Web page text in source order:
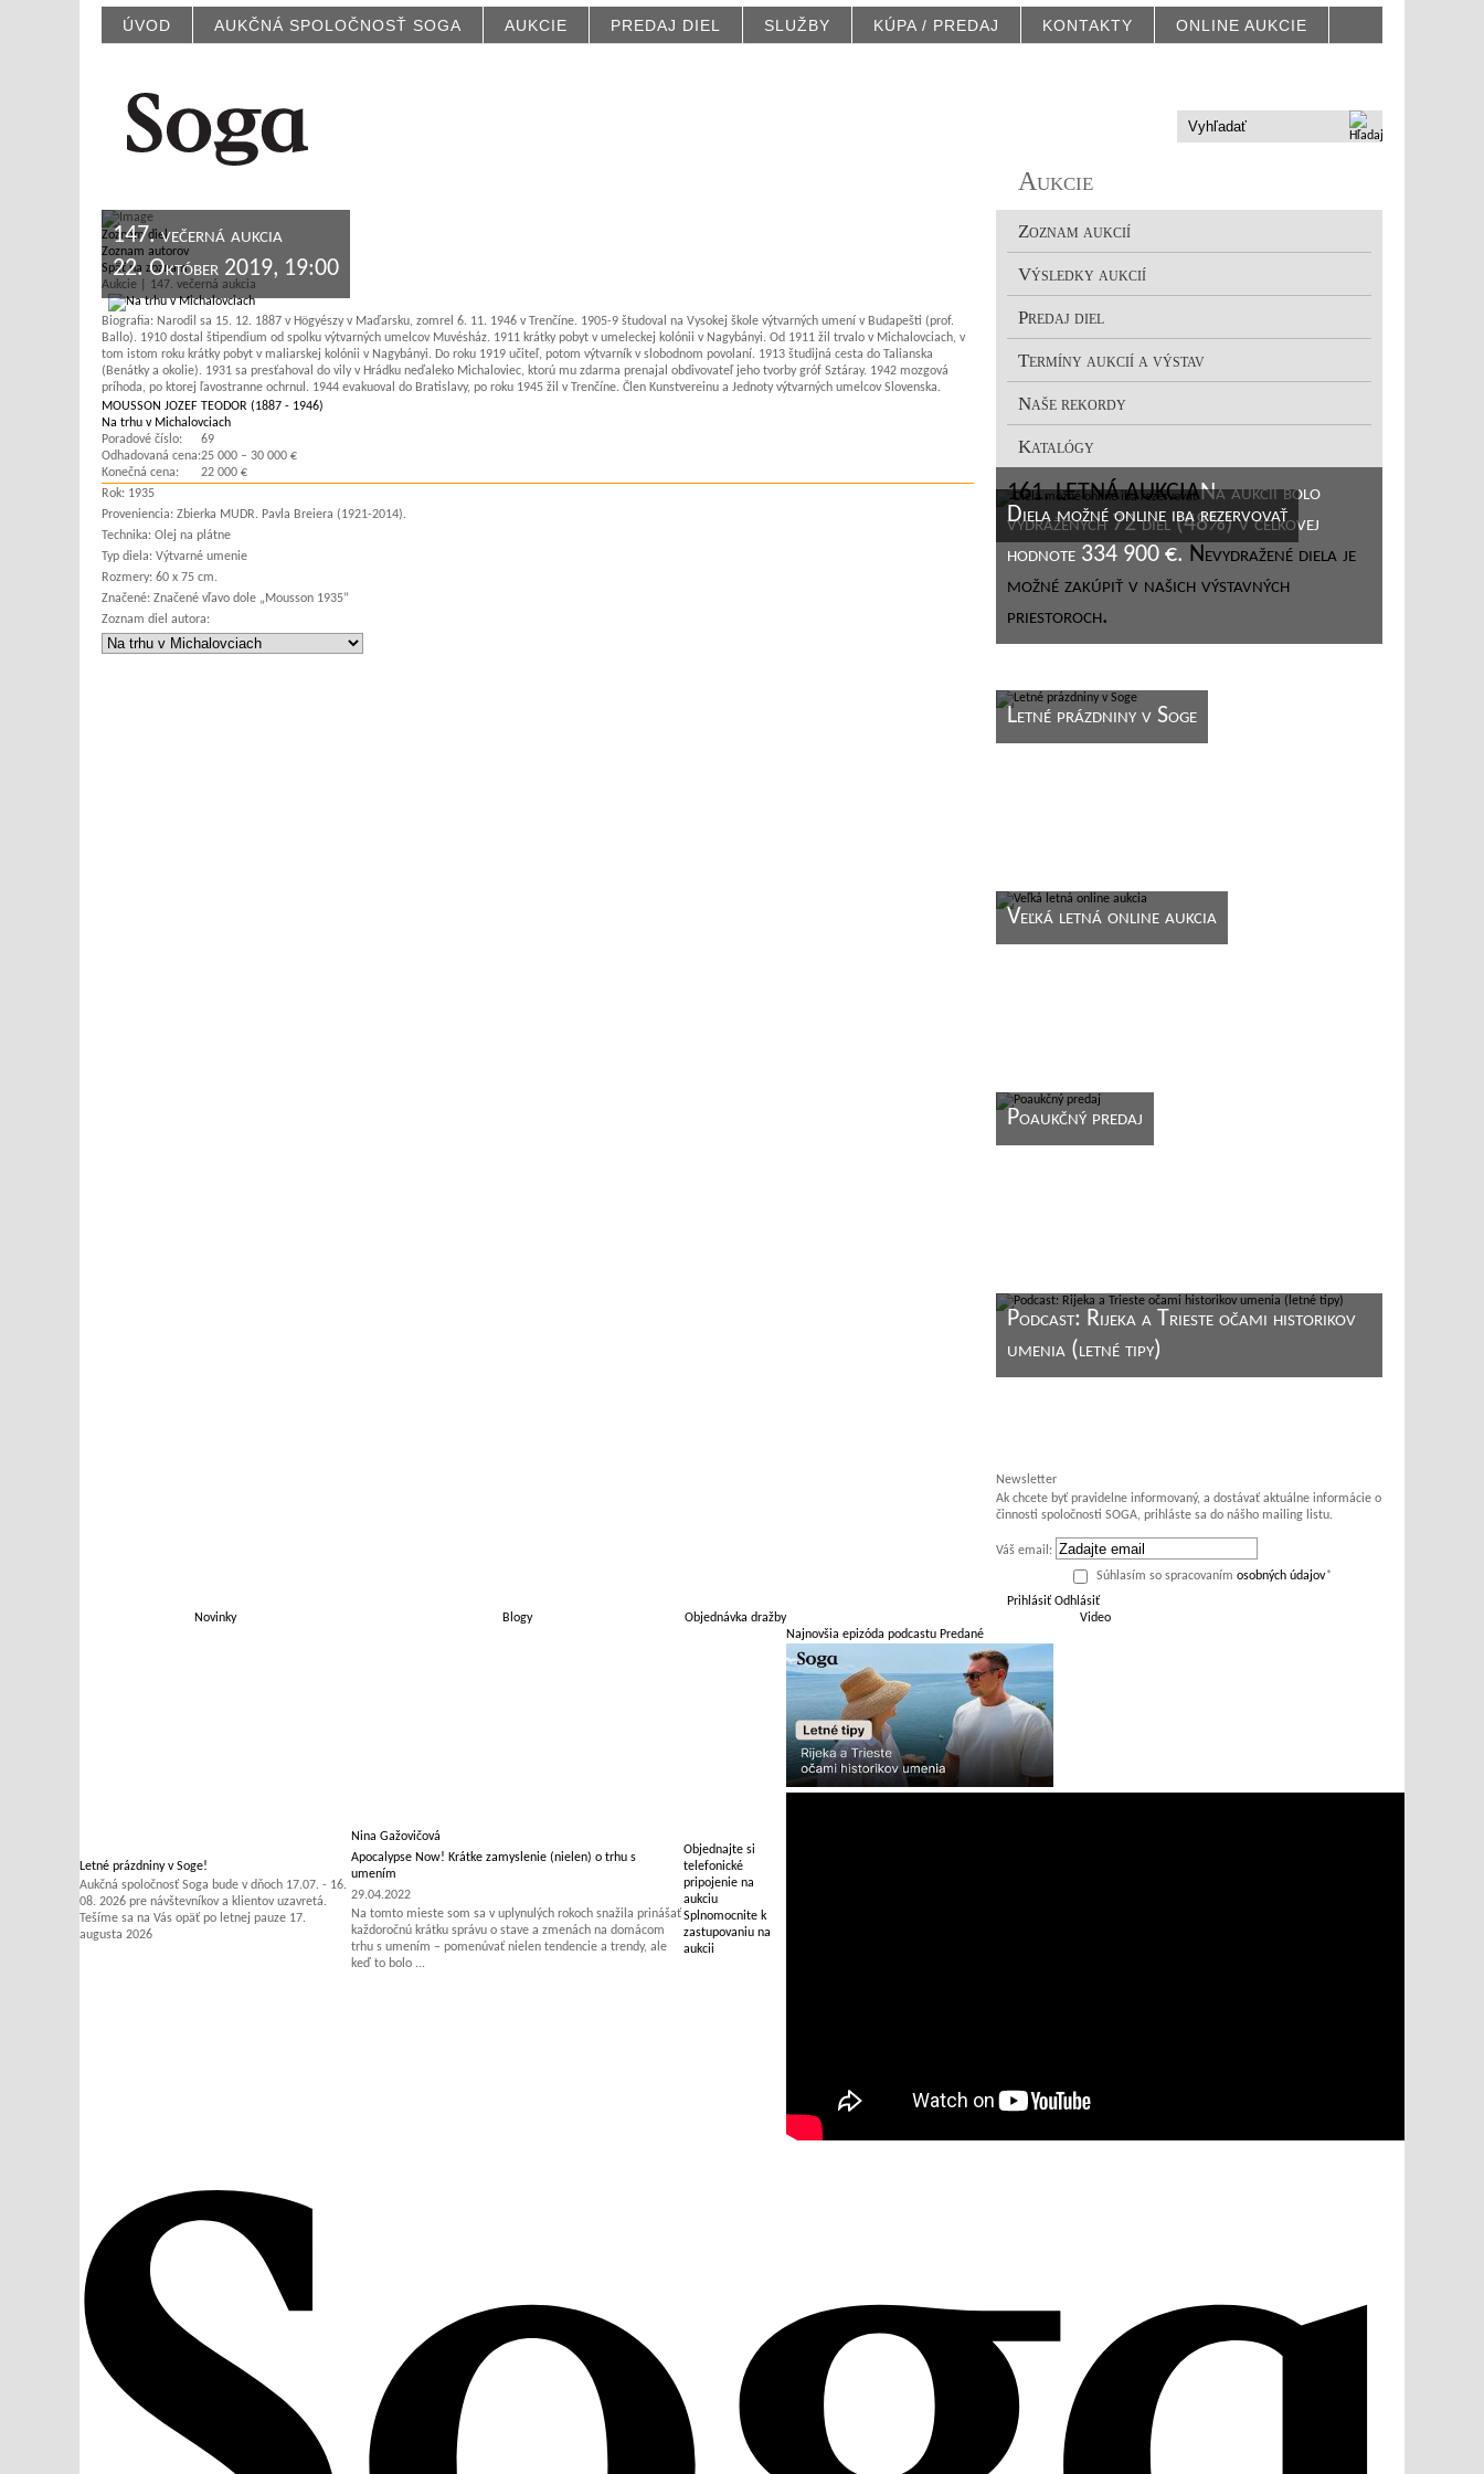
ÚVOD AUKČNÁ SPOLOČNOSŤ SOGA AUKCIE PREDAJ DIEL SLUŽBY KÚPA / PREDAJ KONTAKTY ONLINE AUKCIE
147. večerná aukcia
22. Október 2019, 19:00
Zoznam diel
Zoznam autorov
Späť na zoznam
Aukcie | 147. večerná aukcia
Biografia: Narodil sa 15. 12. 1887 v Högyészy v Maďarsku, zomrel 6. 11. 1946 v Trenčíne. 1905-9 študoval na Vysokej škole výtvarných umení v Budapešti (prof.
Ballo). 1910 dostal štipendium od spolku výtvarných umelcov Muvésház. 1911 krátky pobyt v umeleckej kolónii v Nagybányi. Od 1911 žil trvalo v Michalovciach, v
tom istom roku krátky pobyt v maliarskej kolónii v Nagybányi. Do roku 1919 učiteľ, potom výtvarník v slobodnom povolaní. 1913 študijná cesta do Talianska
(Benátky a okolie). 1931 sa presťahoval do vily v Hrádku neďaleko Michaloviec, ktorú mu zdarma prenajal obdivovateľ jeho tvorby gróf Sztáray. 1942 mozgová
príhoda, po ktorej ľavostranne ochrnul. 1944 evakuoval do Bratislavy, po roku 1945 žil v Trenčíne. Člen Kunstvereinu a Jednoty výtvarných umelcov Slovenska.
MOUSSON JOZEF TEODOR (1887 - 1946)
Na trhu v Michalovciach
Poradové číslo:
69
Odhadovaná cena:25 000 – 30 000 €
Konečná cena:
22 000 €
Rok: 1935
Proveniencia: Zbierka MUDR. Pavla Breiera (1921-2014).
Technika: Olej na plátne
Typ diela: Výtvarné umenie
Rozmery: 60 x 75 cm.
Značené: Značené vľavo dole „Mousson 1935”
Zoznam diel autora:
Aukcie
Zoznam aukcií
Výsledky aukcií
Predaj diel
Termíny aukcií a výstav
Naše rekordy
Katalógy
161. LETNÁ AUKCIANa aukcii bolo
vydražených 72 diel (48%) v celkovej
hodnote 334 900 €. Nevydražené diela je
možné zakúpiť v našich výstavných
priestoroch.
Diela možné online iba rezervovať
Letné prázdniny v Soge
Veľká letná online aukcia
Poaukčný predaj
Podcast: Rijeka a Trieste očami historikov
umenia (letné tipy)
Newsletter
Ak chcete byť pravidelne informovaný, a dostávať aktuálne informácie o
činnosti spoločnosti SOGA, prihláste sa do nášho mailing listu.
Váš email:
Súhlasím so spracovaním osobných údajov*
Prihlásiť Odhlásiť
Novinky
Blogy Objednávka dražby Video
Letné prázdniny v Soge!
Aukčná spoločnosť Soga bude v dňoch 17.07. - 16.
08. 2026 pre návštevníkov a klientov uzavretá.
Tešíme sa na Vás opäť po letnej pauze 17.
augusta 2026
Nina Gažovičová
Apocalypse Now! Krátke zamyslenie (nielen) o trhu s
umením
29.04.2022
Na tomto mieste som sa v uplynulých rokoch snažila prinášať
každoročnú krátku správu o stave a zmenách na domácom
trhu s umením – pomenúvať nielen tendencie a trendy, ale
keď to bolo ...
Objednajte si
telefonické
pripojenie na
aukciu
Splnomocnite k
zastupovaniu na
aukcii
Najnovšia epizóda podcastu Predané